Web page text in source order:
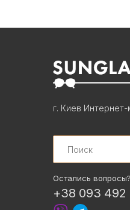
г. Киев
Search
Остались
+38 093 492